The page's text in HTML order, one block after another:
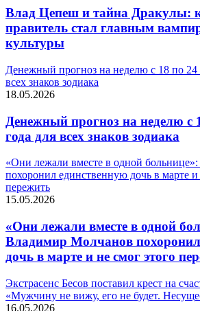
Влад Цепеш и тайна Дракулы:
правитель стал главным
культуры
Денежный прогноз на неделю с 18 по 24
всех знаков зодиака
18.05.2026
Денежный прогноз на неделю с
года для всех знаков зодиака
«Они лежали вместе в одной
похоронил единственную дочь в марте и
пережить
15.05.2026
«Они лежали вместе в одной
Владимир Молчанов
дочь в марте и не смог этого
Экстрасенс Бесов поставил крест на
«Мужчину не вижу, его не будет.
16.05.2026